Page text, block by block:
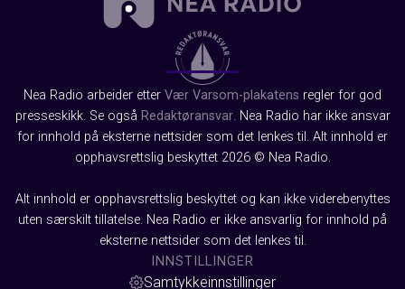
Nea Radio arbeider etter Vær Varsom-plakatens regler for god
presseskikk. Se også Redaktøransvar. Nea Radio har ikke ansvar
for innhold på eksterne nettsider som det lenkes til. Alt innhold er
opphavsrettslig beskyttet 2026 © Nea Radio.
Alt innhold er opphavsrettslig beskyttet og kan ikke viderebenyttes
uten særskilt tillatelse. Nea Radio er ikke ansvarlig for innhold på
eksterne nettsider som det lenkes til.
INNSTILLINGER
Samtykkeinnstillinger